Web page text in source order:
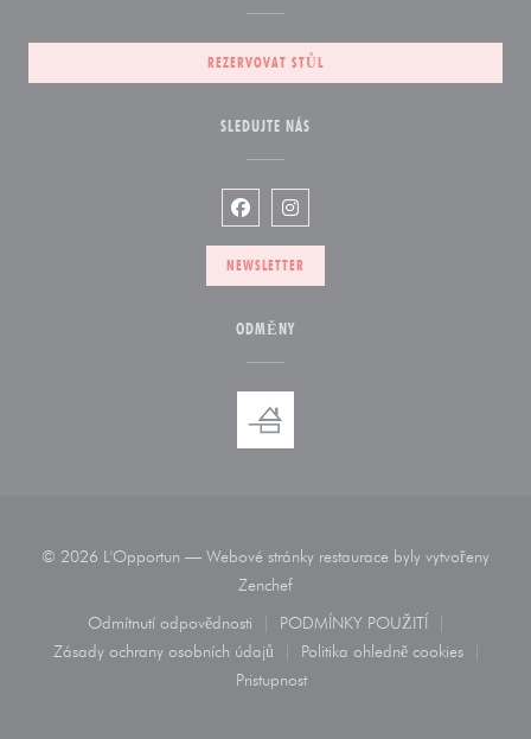
REZERVOVAT STŮL
SLEDUJTE NÁS
Facebook ((otevře se v novém okně))
Instagram ((otevře se v novém
NEWSLETTER
ODMĚNY
© 2026 L'Opportun — Webové stránky restaurace byly vytvořeny
Zenchef((otevře se v novém okně))
Odmítnutí odpovědnosti
PODMÍNKY POUŽITÍ
Zásady ochrany osobních údajů
((otevře se v novém okně))
Politika ohledně cookies
Pristupnost
((otevře se v novém okně))